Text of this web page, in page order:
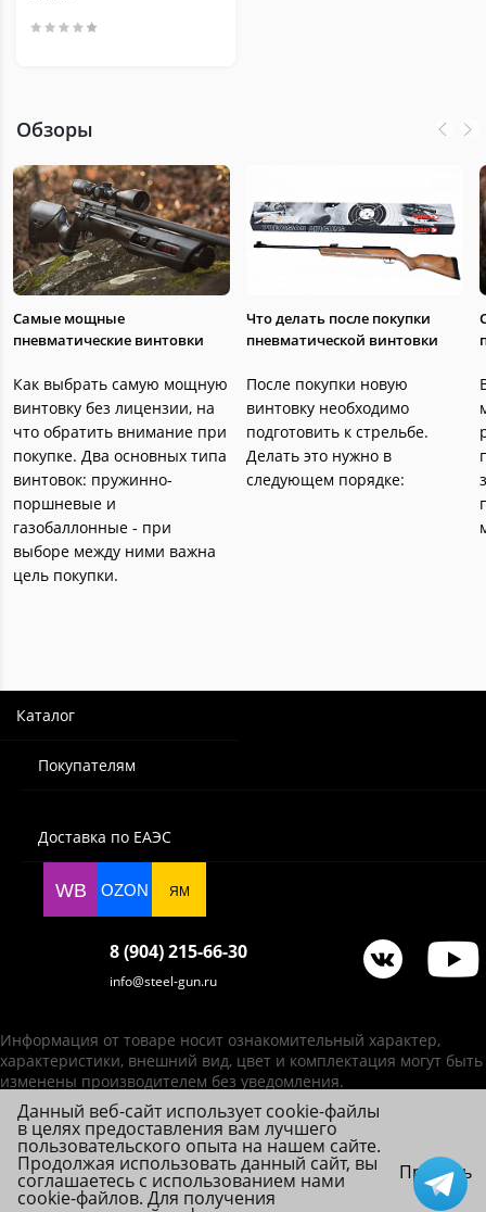
Обзоры
Самые мощные
пневматические винтовки
Как выбрать самую мощную
винтовку без лицензии, на
что обратить внимание при
покупке. Два основных типа
винтовок: пружинно-
поршневые и
газобаллонные - при
выборе между ними важна
цель покупки.
Что делать после покупки
пневматической винтовки
После покупки новую
винтовку необходимо
подготовить к стрельбе.
Делать это нужно в
следующем порядке:
Каталог
Покупателям
Доставка по ЕАЭС
WB OZON ЯМ
8 (904) 215-66-30
info@steel-gun.ru
Информация от товаре носит ознакомительный характер,
характеристики, внешний вид, цвет и комплектация могут быть
изменены производителем без уведомления.
ИП Фролова А. В., ОГРНИП 314784720200492
© 2026 Steel-Gun (Стил Ган) - оптовый интернет-магазин ножей, пневматики,
товаров для страйкбола и туризма.
Данный веб-сайт использует cookie-файлы
в целях предоставления вам лучшего
пользовательского опыта на нашем сайте.
Продолжая использовать данный сайт, вы
соглашаетесь с использованием нами
cookie-файлов. Для получения
Принять